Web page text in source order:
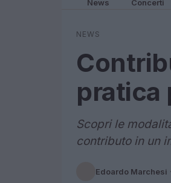
News Concerti
NEWS
pratica
Scopri le
contributo in un
Edoardo Marchesi ·